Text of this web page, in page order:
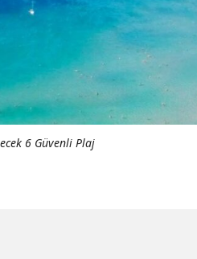
6 Güvenli Plaj